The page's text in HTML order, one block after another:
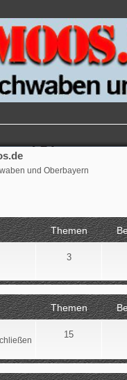
und Oberbayern
Themen
3
Themen
15